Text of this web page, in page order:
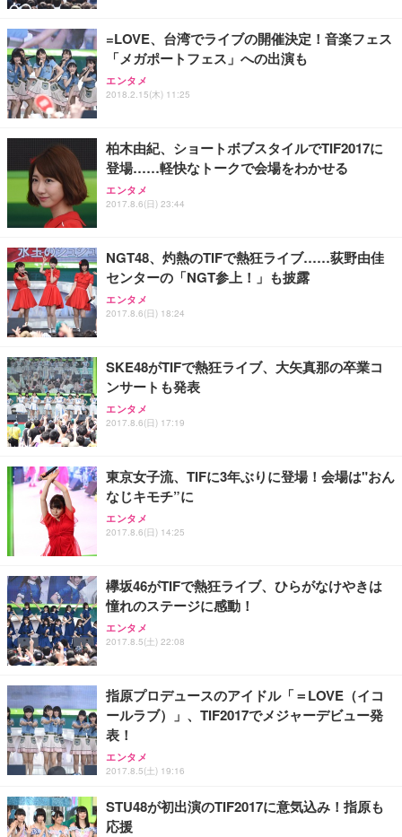
務用 おしゃれ パソコンチェア (ホワイト)
ANDWINT オフィスチェア デスクチェア 肘なし メ
ッシュ 通気性 ランバーサポート付き 腰サポート ガ
ス圧無段階昇降 360度回転 キャスター付き コンパク
【MiniLED/24.5inch/280Hz/FHD】GRAPHT THE S
HOOTER Gaming Monitor 24” Essential ゲーミン
グモニター QD 24.5インチ 1ms FHD 量子ドット 残
アイリスオーヤマ ペットシーツ 超厚型 お徳用 レギ
ュラー 200枚入【Amazon.co.jp限定】
=LOVE、台湾でライブの開催決定！音楽フェス
「メガポートフェス」への出演も
エンタメ
2018.2.15(木) 11:25
柏木由紀、ショートボブスタイルでTIF2017に
登場……軽快なトークで会場をわかせる
エンタメ
2017.8.6(日) 23:44
NGT48、灼熱のTIFで熱狂ライブ……荻野由佳
センターの「NGT参上！」も披露
エンタメ
2017.8.6(日) 18:24
SKE48がTIFで熱狂ライブ、大矢真那の卒業コ
ンサートも発表
エンタメ
2017.8.6(日) 17:19
東京女子流、TIFに3年ぶりに登場！会場は"おん
なじキモチ”に
エンタメ
2017.8.6(日) 14:25
欅坂46がTIFで熱狂ライブ、ひらがなけやきは
憧れのステージに感動！
エンタメ
2017.8.5(土) 22:08
指原プロデュースのアイドル「＝LOVE（イコ
ールラブ）」、TIF2017でメジャーデビュー発
表！
エンタメ
2017.8.5(土) 19:16
STU48が初出演のTIF2017に意気込み！指原も
応援